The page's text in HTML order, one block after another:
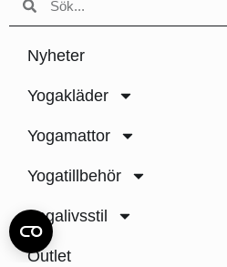
Nyheter
Yogakläder
Yogamattor
Yogatillbehör
Yogalivsstil
Outlet